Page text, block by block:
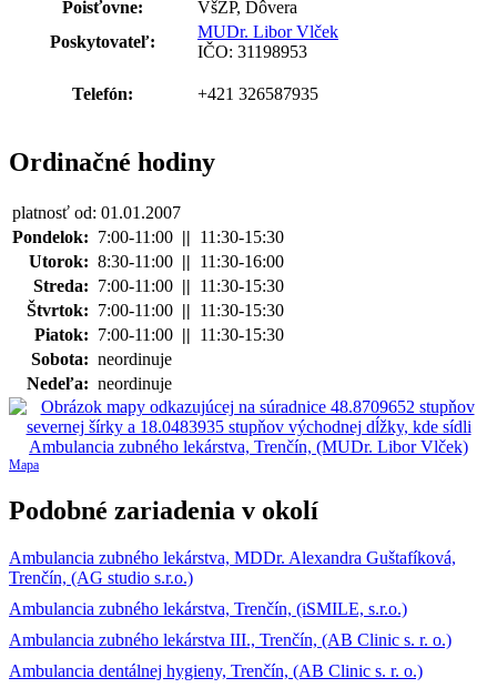
Poisťovne:
VšZP, Dôvera
Poskytovateľ:
MUDr. Libor Vlček
IČO: 31198953
Telefón: +421 326587935
Ordinačné hodiny
platnosť od: 01.01.2007
Pondelok: 7:00-11:00 || 11:30-15:30
Utorok: 8:30-11:00 || 11:30-16:00
Streda: 7:00-11:00 || 11:30-15:30
Štvrtok: 7:00-11:00 || 11:30-15:30
Piatok: 7:00-11:00 || 11:30-15:30
Sobota: neordinuje
Nedeľa: neordinuje
Mapa
Podobné zariadenia v okolí
Ambulancia zubného lekárstva, MDDr. Alexandra Guštafíková,
Trenčín, (AG studio s.r.o.)
Ambulancia zubného lekárstva, Trenčín, (iSMILE, s.r.o.)
Ambulancia zubného lekárstva III., Trenčín, (AB Clinic s. r. o.)
Ambulancia dentálnej hygieny, Trenčín, (AB Clinic s. r. o.)